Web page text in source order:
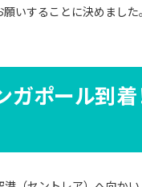
いすることに決めました
ガポール到